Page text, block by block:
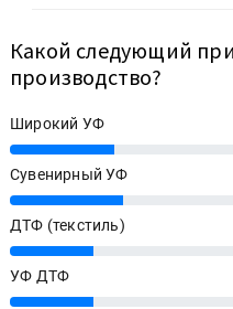
Какой следующий
производство?
Широкий УФ
25%
Сувенирный УФ
27%
ДТФ (текстиль)
20%
УФ ДТФ
20%